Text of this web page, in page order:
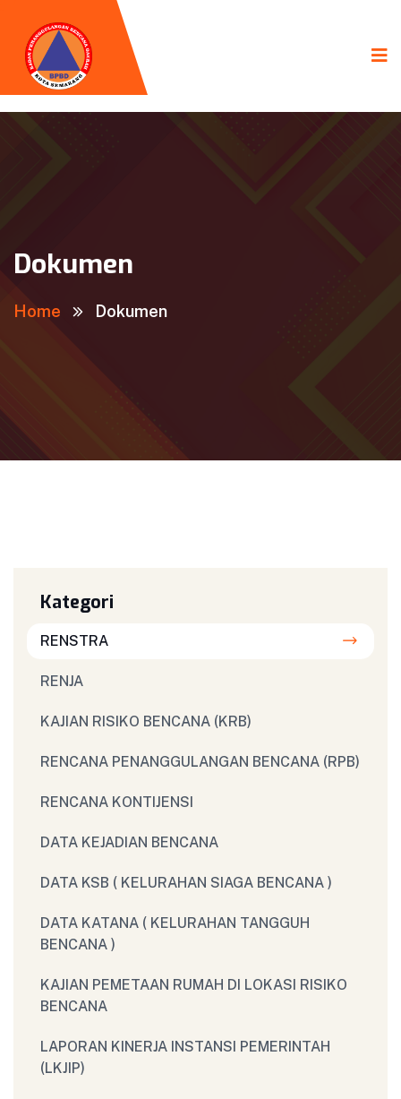
Dokumen
Home Dokumen
Kategori
RENSTRA
RENJA
KAJIAN RISIKO BENCANA (KRB)
RENCANA PENANGGULANGAN BENCANA (RPB)
RENCANA KONTIJENSI
DATA KEJADIAN BENCANA
DATA KSB ( KELURAHAN SIAGA BENCANA )
DATA KATANA ( KELURAHAN TANGGUH
BENCANA )
KAJIAN PEMETAAN RUMAH DI LOKASI RISIKO
BENCANA
LAPORAN KINERJA INSTANSI PEMERINTAH
(LKJIP)